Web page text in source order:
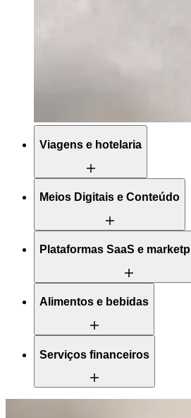
Viagens e hotelaria
Meios Digitais e Conteúdo
Plataformas SaaS e
Alimentos e bebidas
Serviços financeiros